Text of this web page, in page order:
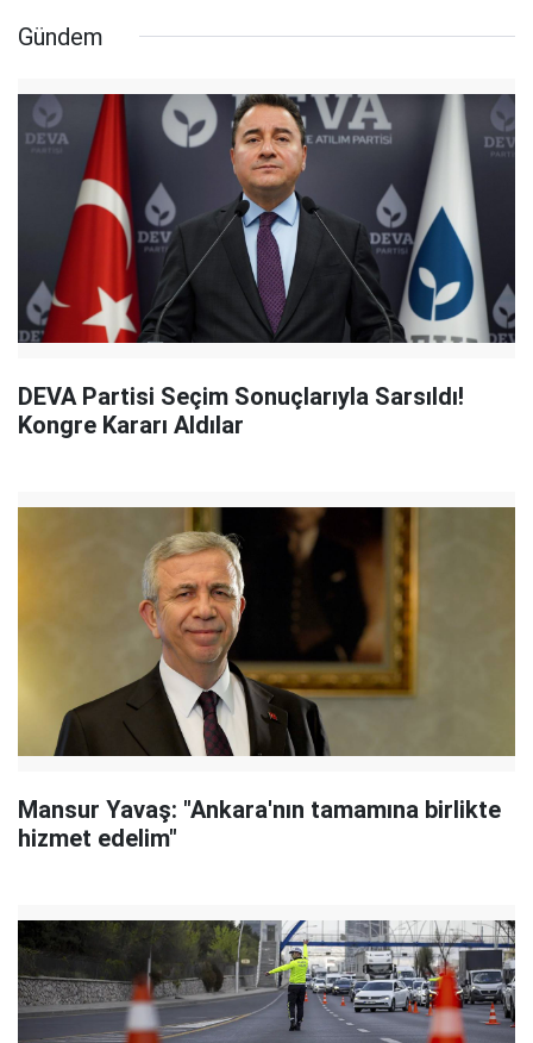
Gündem
DEVA Partisi Seçim Sonuçlarıyla Sarsıldı!
Kongre Kararı Aldılar
Mansur Yavaş: "Ankara'nın tamamına birlikte
hizmet edelim"